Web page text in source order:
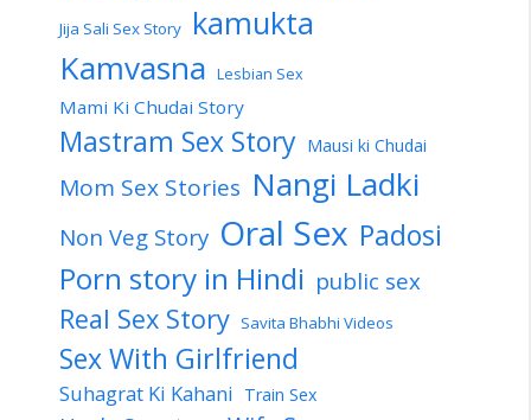
Jija Sali Sex Story kamukta
Kamvasna Lesbian Sex
Mami Ki Chudai Story
Mastram Sex Story Mausi ki Chudai
Mom Sex Stories Nangi Ladki
Non Veg Story Oral Sex Padosi
Porn story in Hindi public sex
Real Sex Story Savita Bhabhi Videos
Sex With Girlfriend
Suhagrat Ki Kahani Train Sex